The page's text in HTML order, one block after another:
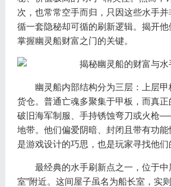
次，也常常空手而归，只因这些水手
循一套隐秘却可循的刷新逻辑。揭开
掌握幽灵船财富之门的关键。
幽灵船内部结构分为三层：上层甲
货仓。普通亡魂多聚集于甲板，而真
破旧海军制服、手持锈蚀弯刀或火枪
地带。他们偏爱阴暗、封闭且带有功
是游戏设计的巧思，也是玩家寻找他们
最经典的水手刷新点之一，位于中
室”附近。这间屋子虽名为船长室，实